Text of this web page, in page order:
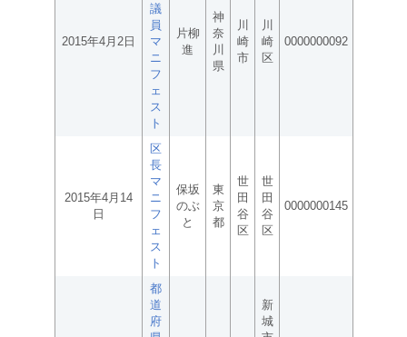
2015年4月2日
議
員
マ
ニ
フ
ェ
ス
ト
片柳
進
神
奈
川
県
川
崎
市
川
崎
区
0000000092
2015年4月14
日
区
長
マ
ニ
フ
ェ
ス
ト
保坂
のぶ
と
東
京
都
世
田
谷
区
世
田
谷
区
0000000145
都
道
府
新
城